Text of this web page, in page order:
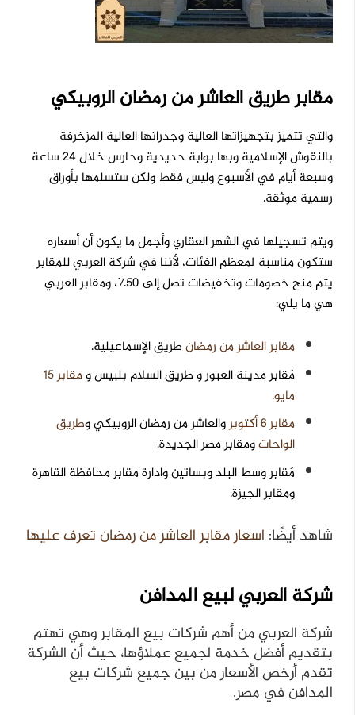
مقابر طريق العاشر من رمضان الروبيكي
والتي تتميز بتجهيزاتها العالية وجدرانها العالية المزخرفة
بالنقوش الإسلامية وبها بوابة حديدية وحارس خلال 24 ساعة
وسبعة أيام في الأسبوع وليس فقط ولكن ستسلمها بأوراق
رسمية موثقة.
ويتم تسجيلها في الشهر العقاري وأجمل ما يكون أن أسعاره
ستكون مناسبة لمعظم الفئات، لأننا في شركة العربي للمقابر
يتم منح خصومات وتخفيضات تصل إلى 50٪، ومقابر العربي
هي ما يلي:
مقابر العاشر من رمضانطريق الإسماعيلية.
مَقابر مدينة العبور و طريق السلام بلبيس و
مقابر 15
مايو.
مقابر 6 أكتوبر
والعاشر من رمضان الروبيكي وطريق
الواحاتومقابر مصر الجديدة.
مَقابر وسط البلد وبساتين وادارة مقابر محافظة القاهرة
ومقابر الجيزة.
شاهد أيضًا: اسعار مقابر العاشر من رمضان تعرف عليها
شركة العربي لبيع المدافن
شركة العربي من أهم شركات بيع المقابر وهي تهتم
بتقديم أفضل خدمة لجميع عملاؤها، حيث أن الشركة
تقدم أرخص الأسعار من بين جميع شركات بيع
المدافن في مصر.